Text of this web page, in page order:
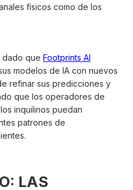
físicos como de los
dado que Footprints AI
modelos de IA con nuevos
refinar sus predicciones y
que los operadores de
inquilinos puedan
patrones de
LAS